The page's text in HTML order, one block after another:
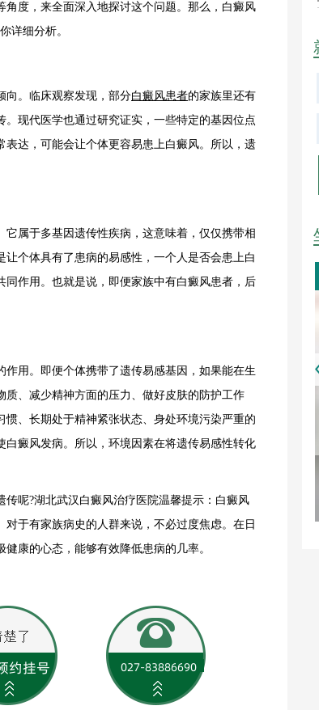
度，来全面深入地探讨这个问题。那么，白癜风
详细分析。
。临床观察发现，部分白癜风患者的家族里还有
现代医学也通过研究证实，一些特定的基因位点
达，可能会让个体更容易患上白癜风。所以，遗
属于多基因遗传性疾病，这意味着，仅仅携带相
个体具有了患病的易感性，一个人是否会患上白
作用。也就是说，即便家族中有白癜风患者，后
用。即便个体携带了遗传易感基因，如果能在生
、减少精神方面的压力、做好皮肤的防护工作
、长期处于精神紧张状态、身处环境污染严重的
癜风发病。所以，环境因素在将遗传易感性转化
呢?湖北武汉白癜风治疗医院温馨提示：白癜风
于有家族病史的人群来说，不必过度焦虑。在日
康的心态，能够有效降低患病的几率。